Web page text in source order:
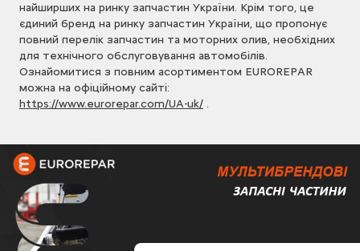
найширших на ринку запчастин України. Крім того, це
єдиний бренд на ринку запчастин України, що пропонує
повний перелік запчастин та моторних олив, необхідних
для технічного обслуговування автомобілів.
Ознайомитися з повним асортиментом EUROREPAR
можна на офіційному сайті:
https://www.eurorepar.com/UA-uk/ .